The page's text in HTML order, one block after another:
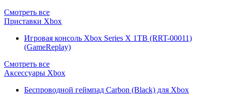
Смотреть все
Приставки Xbox
Игровая консоль Xbox Series X 1TB (RRT-00011)
(GameReplay)
Смотреть все
Аксессуары Xbox
Беспроводной геймпад Carbon (Black) для Xbox